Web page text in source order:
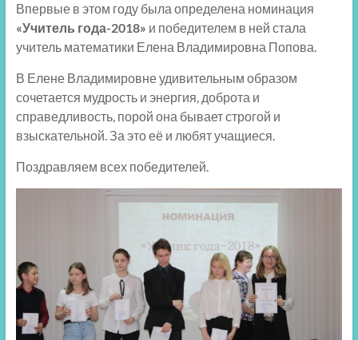
Впервые в этом году была определена номинация
«Учитель года-2018» и победителем в ней стала
учитель математики Елена Владимировна Попова.
В Елене Владимировне удивительным образом
сочетается мудрость и энергия, доброта и
справедливость, порой она бывает строгой и
взыскательной. За это её и любят учащиеся.
Поздравляем всех победителей.